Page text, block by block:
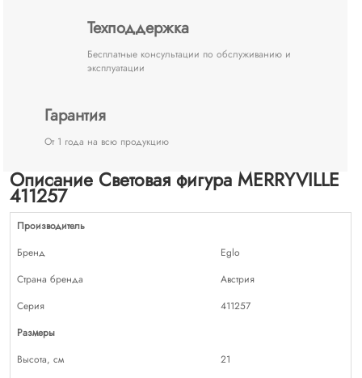
Техподдержка
Бесплатные консультации по обслуживанию и
эксплуатации
Гарантия
От 1 года на всю продукцию
Описание Световая фигура MERRYVILLE
411257
Производитель
Бренд
Eglo
Страна бренда
Австрия
Серия
411257
Размеры
Высота, см
21